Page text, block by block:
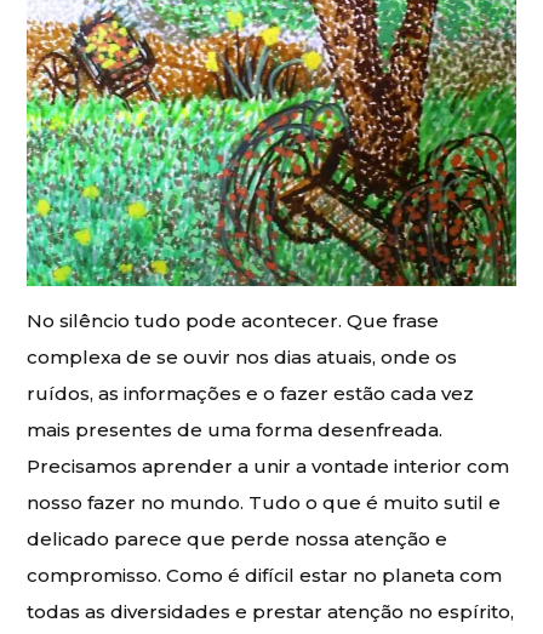
No silêncio tudo pode acontecer. Que frase
complexa de se ouvir nos dias atuais, onde os
ruídos, as informações e o fazer estão cada vez
mais presentes de uma forma desenfreada.
Precisamos aprender a unir a vontade interior com
nosso fazer no mundo. Tudo o que é muito sutil e
delicado parece que perde nossa atenção e
compromisso. Como é difícil estar no planeta com
todas as diversidades e prestar atenção no espírito,